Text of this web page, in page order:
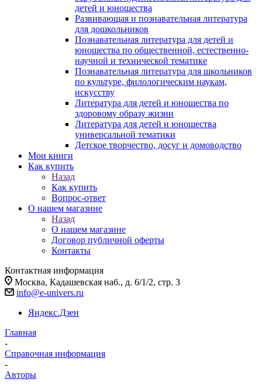
детей и юношества
Развивающая и познавательная литература
для дошкольников
Познавательная литература для детей и
юношества по общественной, естественно-
научной и технической тематике
Познавательная литература для школьников
по культуре, филологическим наукам,
искусству
Литература для детей и юношества по
здоровому образу жизни
Литература для детей и юношества
универсальной тематики
Детское творчество, досуг и домоводство
Мои книги
Как купить
Назад
Как купить
Вопрос-ответ
О нашем магазине
Назад
О нашем магазине
Договор публичной оферты
Контакты
Контактная информация
Москва, Кадашевская наб., д. 6/1/2, стр. 3
info@e-univers.ru
Яндекс.Дзен
Главная
-
Справочная информация
-
Авторы